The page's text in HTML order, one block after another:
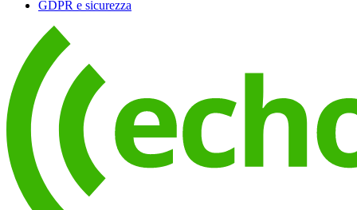
GDPR e sicurezza